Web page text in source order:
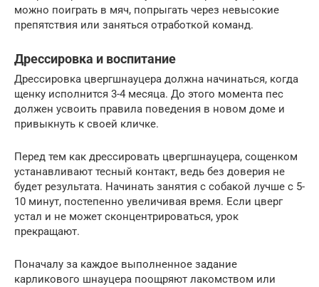
можно поиграть в мяч, попрыгать через невысокие
препятствия или заняться отработкой команд.
Дрессировка и воспитание
Дрессировка цвергшнауцера должна начинаться, когда
щенку исполнится 3-4 месяца. До этого момента пес
должен усвоить правила поведения в новом доме и
привыкнуть к своей кличке.
Перед тем как дрессировать цвергшнауцера, сощенком
устанавливают тесный контакт, ведь без доверия не
будет результата. Начинать занятия с собакой лучше с 5-
10 минут, постепенно увеличивая время. Если цверг
устал и не может сконцентрироваться, урок
прекращают.
Поначалу за каждое выполненное задание
карликового шнауцера поощряют лакомством или